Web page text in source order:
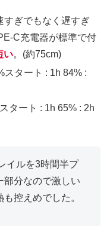
すぎでもなく遅すぎ
C充電器が標準で付
い。(約75cm)
スタート : 1h 84% :
タート : 1h 65% : 2h
イルを3時間半プ
部分なので激しい
控えめでした。